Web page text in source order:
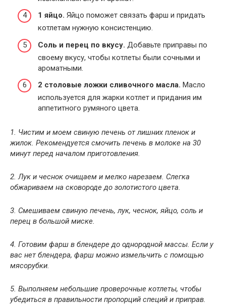
1 яйцо. Яйцо поможет связать фарш и придать
котлетам нужную консистенцию.
Соль и перец по вкусу. Добавьте приправы по
своему вкусу, чтобы котлеты были сочными и
ароматными.
2 столовые ложки сливочного масла. Масло
используется для жарки котлет и придания им
аппетитного румяного цвета.
1. Чистим и моем свиную печень от лишних пленок и
жилок. Рекомендуется смочить печень в молоке на 30
минут перед началом приготовления.
2. Лук и чеснок очищаем и мелко нарезаем. Слегка
обжариваем на сковороде до золотистого цвета.
3. Смешиваем свиную печень, лук, чеснок, яйцо, соль и
перец в большой миске.
4. Готовим фарш в блендере до однородной массы. Если у
вас нет блендера, фарш можно измельчить с помощью
мясорубки.
5. Выполняем небольшие проверочные котлеты, чтобы
убедиться в правильности пропорций специй и приправ.